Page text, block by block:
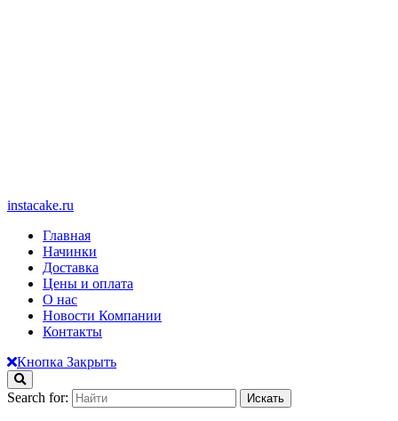
instacake.ru
Главная
Начинки
Доставка
Цены и оплата
О нас
Новости Компании
Контакты
Кнопка Закрыть
Search for: